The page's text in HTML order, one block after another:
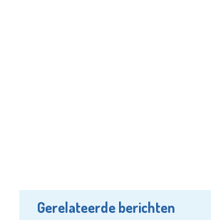
Gerelateerde berichten